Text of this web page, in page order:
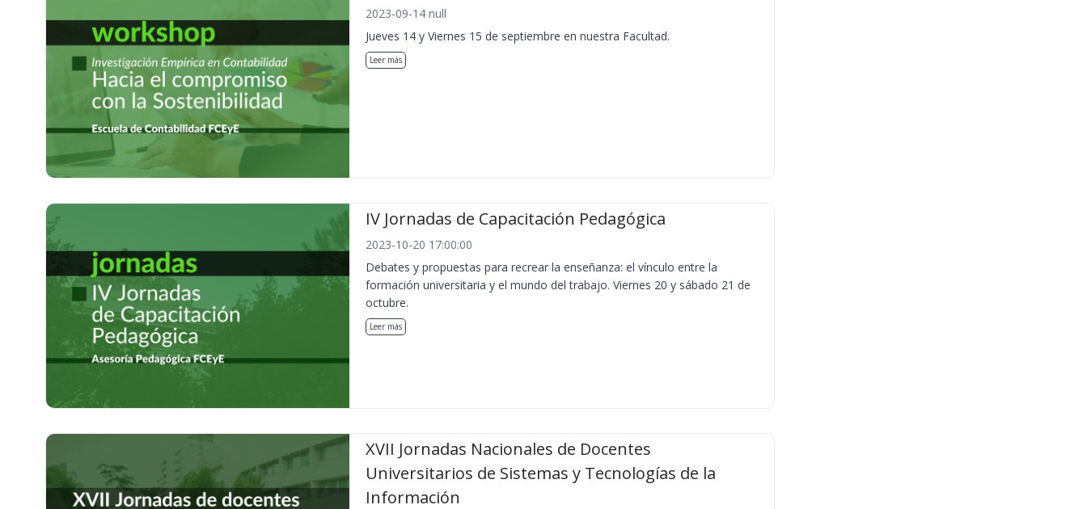
2023-09-14 null
Jueves 14 y Viernes 15 de septiembre en nuestra Facultad.
Leer más
IV Jornadas de Capacitación Pedagógica
2023-10-20 17:00:00
Debates y propuestas para recrear la enseñanza: el vínculo entre la
formación universitaria y el mundo del trabajo. Viernes 20 y sábado 21 de
octubre.
Leer más
XVII Jornadas Nacionales de Docentes
Universitarios de Sistemas y Tecnologías de la
Información